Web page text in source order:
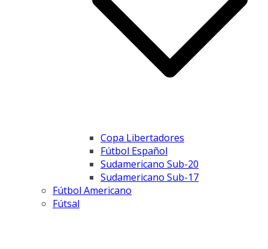
Copa Libertadores
Fútbol Español
Sudamericano Sub-20
Sudamericano Sub-17
Fútbol Americano
Fútsal